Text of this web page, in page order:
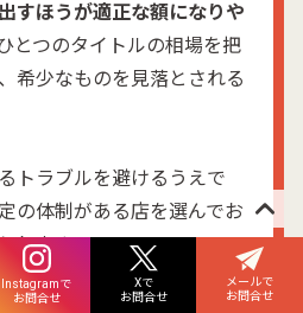
すほうが適正な額になりや
とつのタイトルの相場を把
希少なものを見落とされる
トラブルを避けるうえで
の体制がある店を選んでお
れます。
Instagramで
お問合せ
Xで
お問合せ
メールで
お問合せ